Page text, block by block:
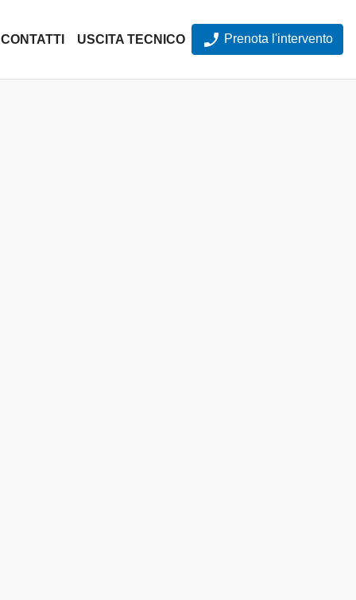
CONTATTI USCITA TECNICO Prenota l'intervento